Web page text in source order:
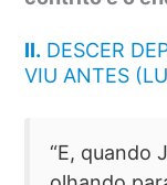
II. DESCER
VIU ANTES
“E, quando